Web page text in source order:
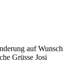
auf Wunsch
Grüsse Josi